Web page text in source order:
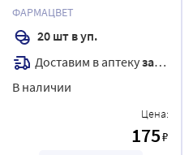
ФАРМАЦВЕТ
20 шт в уп.
Доставим в аптекузавтра
В наличии
Цена:
175₽